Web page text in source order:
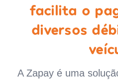
facilita o
diversos
A Zapay é uma